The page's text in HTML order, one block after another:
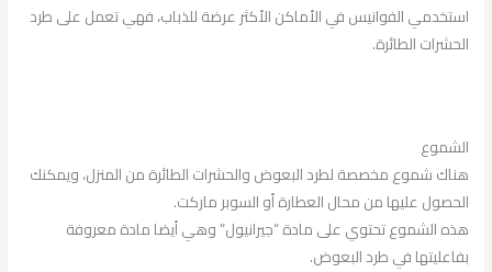
استخدمي الفوانيس في الأماكن الأكثر عرضة للذباب، فهي تعمل على طرد
الحشرات الطائرة.
الشموع
هناك شموع مخصصة لطرد البعوض والحشرات الطائرة من المنزل، ويمكنك
الحصول عليها من محال العطارة أو السوبر ماركت.
هذه الشموع تحتوي على مادة “جيرانيول” وهي أيضا مادة معروفة
بفاعليتها في طرد البعوض.